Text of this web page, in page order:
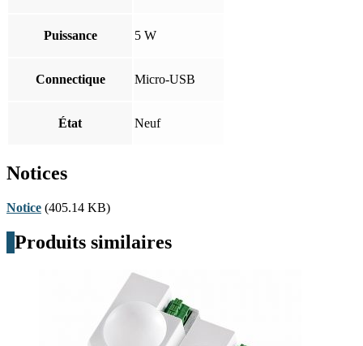
Puissance 5 W
Connectique Micro-USB
État Neuf
Notices
Notice (405.14 KB)
Produits similaires